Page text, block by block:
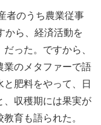
者のうち農業従事
から、経済活動を
った。ですから、
業のメタファーで語
肥料をやって、日
、収穫期には果実が
育も語られた。